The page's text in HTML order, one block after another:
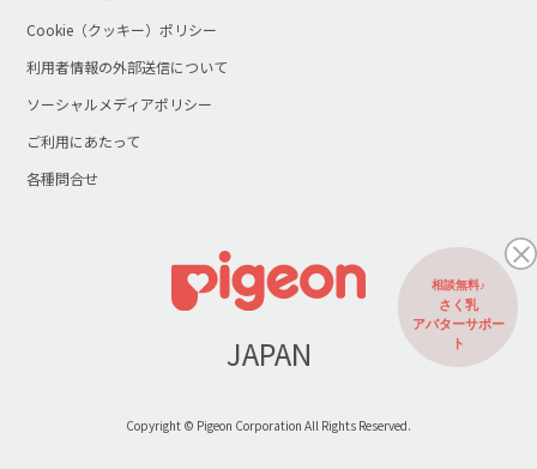
Cookie（クッキー）ポリシー
利用者情報の外部送信について
ソーシャルメディアポリシー
ご利用にあたって
各種問合せ
JAPAN
Copyright © Pigeon Corporation All Rights Reserved.
相談無料♪
さく乳
アバターサポー
ト